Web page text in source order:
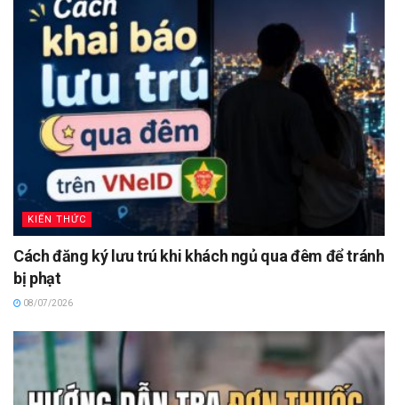
KIẾN THỨC
Cách đăng ký lưu trú khi khách ngủ qua đêm để tránh
bị phạt
08/07/2026